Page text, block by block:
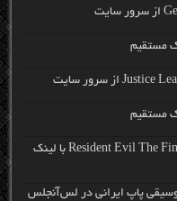
دانلود رایگان فیلم خارجی Resident Evil The Final Chapter 2017 با لینک
پاپ ایرانی در لس‌آنجلس